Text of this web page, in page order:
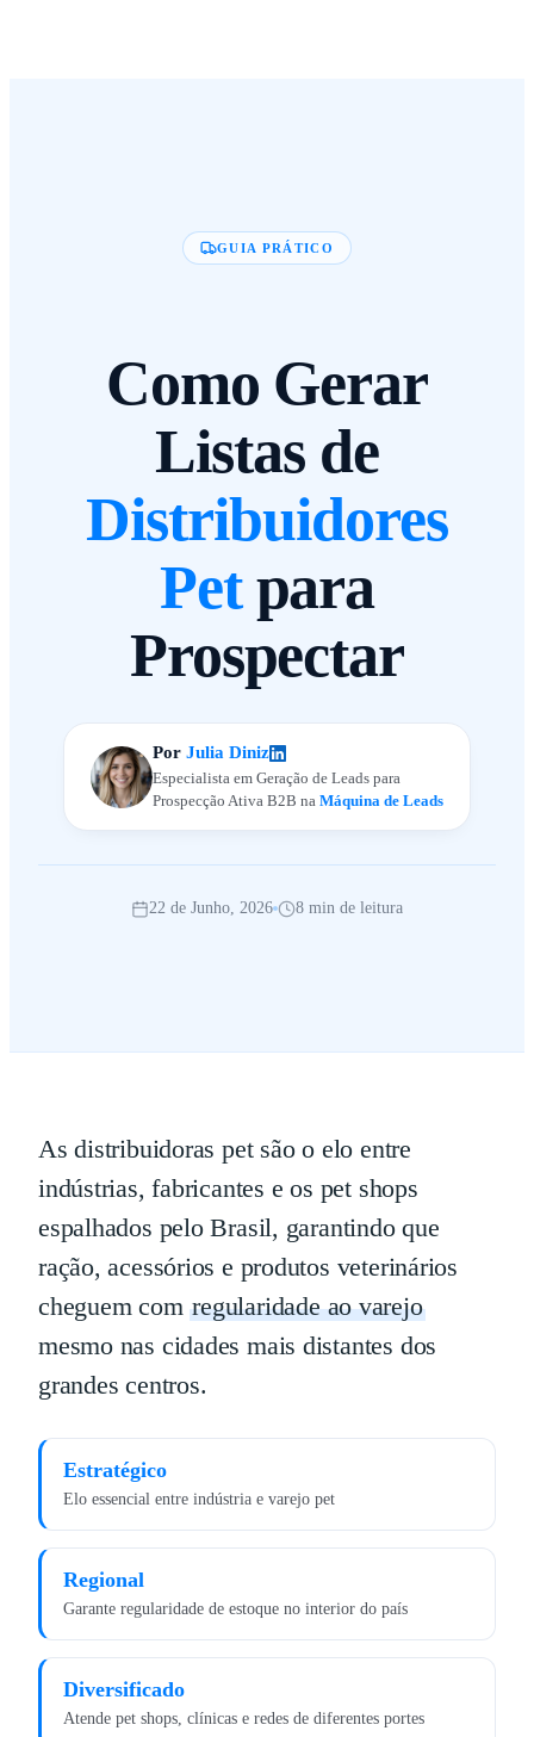
GUIA PRÁTICO
Como Gerar
Listas de
Distribuidores
Pet para
Prospectar
Por Julia Diniz
Especialista em Geração de Leads para
Prospecção Ativa B2B na Máquina de Leads
22 de Junho, 2026 8 min de leitura
As distribuidoras pet são o elo entre
indústrias, fabricantes e os pet shops
espalhados pelo Brasil, garantindo que
ração, acessórios e produtos veterinários
cheguem com regularidade ao varejo
mesmo nas cidades mais distantes dos
grandes centros.
Estratégico
Elo essencial entre indústria e varejo pet
Regional
Garante regularidade de estoque no interior do país
Diversificado
Atende pet shops, clínicas e redes de diferentes portes